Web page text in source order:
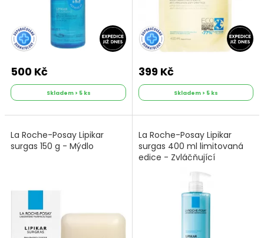
500 Kč
Skladem > 5 ks
399 Kč
Skladem > 5 ks
La Roche-Posay Lipikar
surgas 150 g - Mýdlo
La Roche-Posay Lipikar
surgas 400 ml limitovaná
edice - Zvláčňující